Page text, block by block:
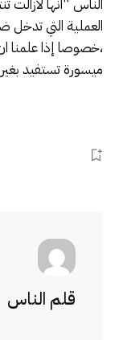
الناس “انها
العملية التي تدخل
،خصوصا إذا علمنا
ميسورة تستفيد
قلم الناس